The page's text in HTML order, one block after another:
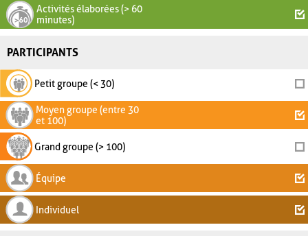
Activités élaborées (> 60
minutes)
PARTICIPANTS
Petit groupe (< 30)
Moyen groupe (entre 30
et 100)
Grand groupe (> 100)
Équipe
Individuel